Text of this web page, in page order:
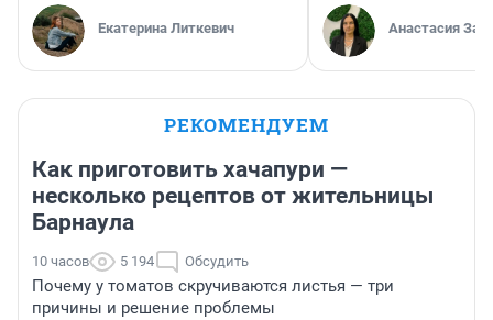
Екатерина Литкевич Анастасия
РЕКОМЕНДУЕМ
Как приготовить хачапури —
несколько рецептов от жительницы
Барнаула
10 часов 5 194 Обсудить
Почему у томатов скручиваются листья — три
причины и решение проблемы